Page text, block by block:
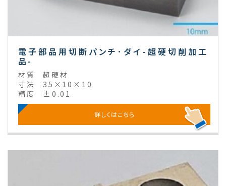
電子部品用切断パンチ･ダイ-超硬切削加工
品-
材質
超硬材
寸法
35×10×10
精度
±0.01
詳しくはこちら